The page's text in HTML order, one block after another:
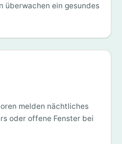
überwachen ein gesundes
melden nächtliches
oder offene Fenster bei